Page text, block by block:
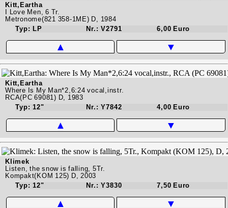
Kitt,Eartha
I Love Men, 6 Tr.
Metronome(821 358-1ME) D, 1984
Typ: LP
Nr.: V2791 6,00 Euro
▲ ▼
Kitt,Eartha
Where Is My Man*2,6:24 vocal,instr.
RCA(PC 69081) D, 1983
Typ: 12"
Nr.: Y7842 4,00 Euro
▲ ▼
Klimek
Listen, the snow is falling, 5Tr.
Kompakt(KOM 125) D, 2003
Typ: 12"
Nr.: Y3830 7,50 Euro
▲ ▼